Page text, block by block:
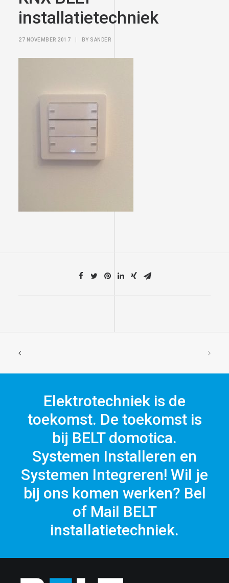
installatietechniek
27 NOVEMBER 2017 BY SANDER
Elektrotechniek is de
toekomst. De toekomst is
bij BELT domotica.
Systemen Installeren en
Systemen Integreren! Wil je
bij ons komen werken? Bel
of Mail BELT
installatietechniek.